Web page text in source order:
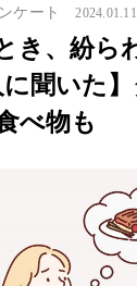
ケート 2024.01.11
き、紛ら
聞いた
べ物も